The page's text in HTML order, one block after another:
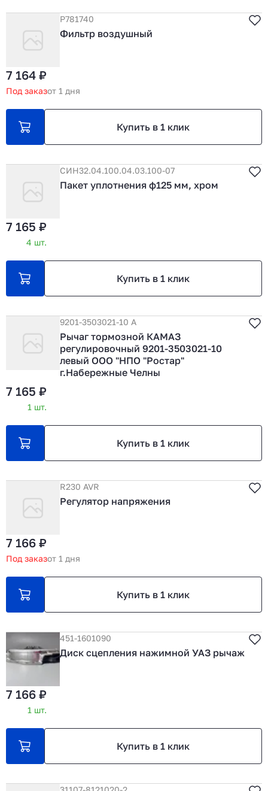
P781740
Фильтр воздушный
7 164 ₽
Под заказот 1 дня
Купить в 1 клик
СИН32.04.100.04.03.100-07
Пакет уплотнения ф125 мм, хром
7 165 ₽
4 шт.
Купить в 1 клик
9201-3503021-10 А
Рычаг тормозной КАМАЗ
регулировочный 9201-3503021-10
левый ООО "НПО "Ростар"
г.Набережные Челны
7 165 ₽
1 шт.
Купить в 1 клик
R230 AVR
Регулятор напряжения
7 166 ₽
Под заказот 1 дня
Купить в 1 клик
451-1601090
Диск сцепления нажимной УАЗ рычаж
7 166 ₽
1 шт.
Купить в 1 клик